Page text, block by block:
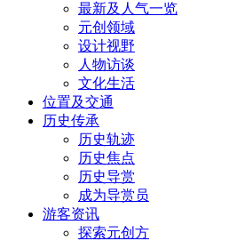
最新及人气一览
元创领域
设计视野
人物访谈
文化生活
位置及交通
历史传承
历史轨迹
历史焦点
历史导赏
成为导赏员
游客资讯
探索元创方